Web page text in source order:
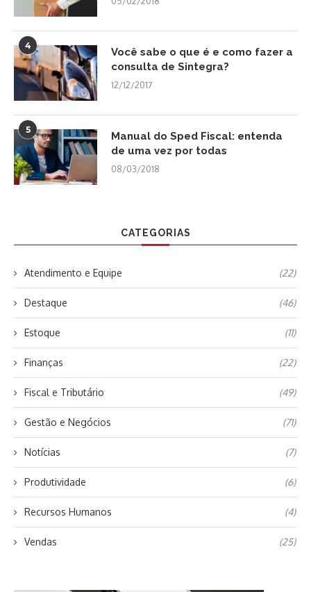
4
Você sabe o que é e como fazer a
consulta de Sintegra?
12/12/2017
5
Manual do Sped Fiscal: entenda
de uma vez por todas
08/03/2018
CATEGORIAS
Atendimento e Equipe (22)
Destaque (46)
Estoque (11)
Finanças (22)
Fiscal e Tributário (49)
Gestão e Negócios (71)
Notícias (7)
Produtividade (6)
Recursos Humanos (4)
Vendas (25)